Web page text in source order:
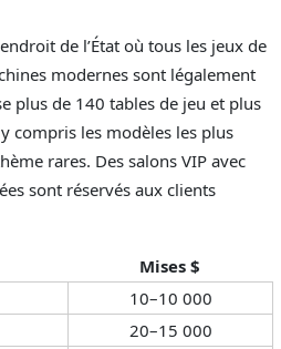
de l’État où tous les jeux de
modernes sont légalement
plus de 140 tables de jeu et plus
compris les modèles les plus
rares. Des salons VIP avec
sont réservés aux clients
Mises $
10–10 000
20–15 000